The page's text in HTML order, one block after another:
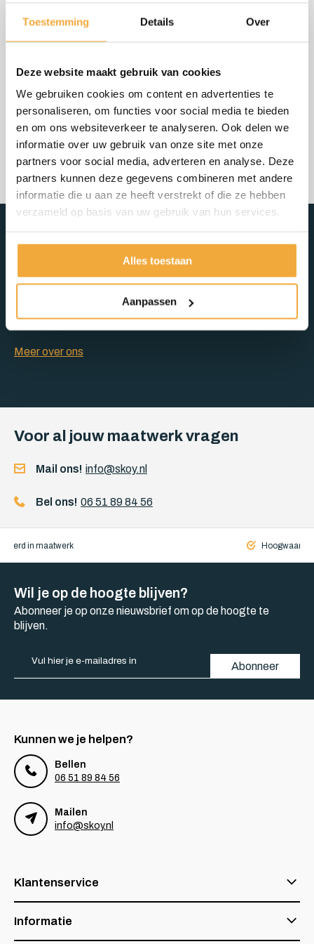
Toestemming Details Over
Deze website maakt gebruik van cookies
We gebruiken cookies om content en advertenties te
personaliseren, om functies voor social media te bieden
en om ons websiteverkeer te analyseren. Ook delen we
informatie over uw gebruik van onze site met onze
partners voor social media, adverteren en analyse. Deze
partners kunnen deze gegevens combineren met andere
informatie die u aan ze heeft verstrekt of die ze hebben
verzameld op basis van uw gebruik van hun services.
Alles toestaan
Aanpassen
Vanaf prijs€665,00
Bekijk product
Levertijd: 4-6 weken
De specialist in maatwerk
Na 1 van de laatste dienstplichtige (93-2) te zijn geweest ben
weer de vraag kreeg of ik ook stoffen kon leveren ook door
Meer over ons
Voor al jouw maatwerk vragen
Mail ons! info@skoy.nl
Bel ons! 06 51 89 84 56
in maatwerk
Wil je op de hoogte blijven?
Abonneer je op onze nieuwsbrief om op de hoogte te
blijven.
Abonneer
Kunnen we je helpen?
Bellen
06 51 89 84 56
Mailen
info@skoy.nl
Klantenservice
Informatie